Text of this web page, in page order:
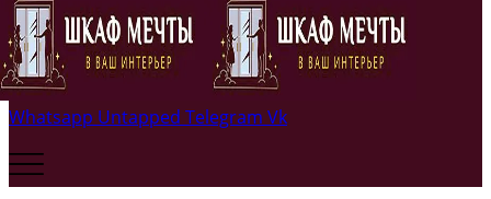
Whatsapp Untapped Telegram Vk